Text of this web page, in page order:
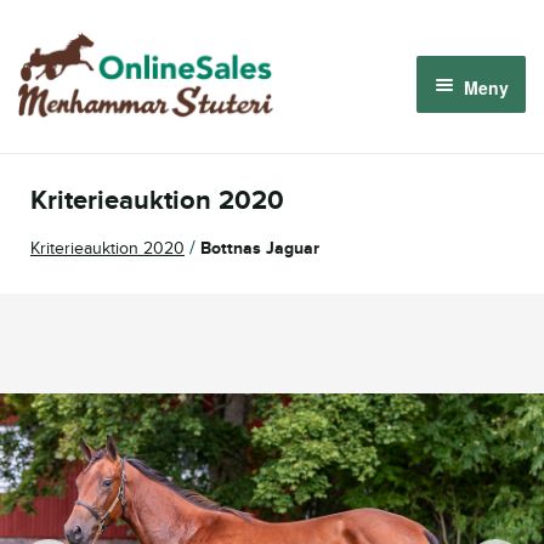
Hoppa
till
navigering
Hoppa
till
innehåll
Meny
Logga in
Kriterieauktion 2020
Kriterieauktion 2020 / Bottnas Jaguar